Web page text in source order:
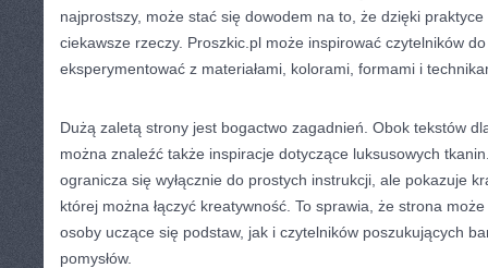
najprostszy, może stać się dowodem na to, że dzięki
ciekawsze rzeczy. Proszkic.pl może inspirować czytelników
eksperymentować z materiałami, kolorami, formami i
Dużą zaletą strony jest bogactwo zagadnień. Obok tekstów
można znaleźć także inspiracje dotyczące luksusowych
ogranicza się wyłącznie do prostych instrukcji, ale pokazuje
której można łączyć kreatywność. To sprawia, że strona
osoby uczące się podstaw, jak i czytelników poszukujących
pomysłów.